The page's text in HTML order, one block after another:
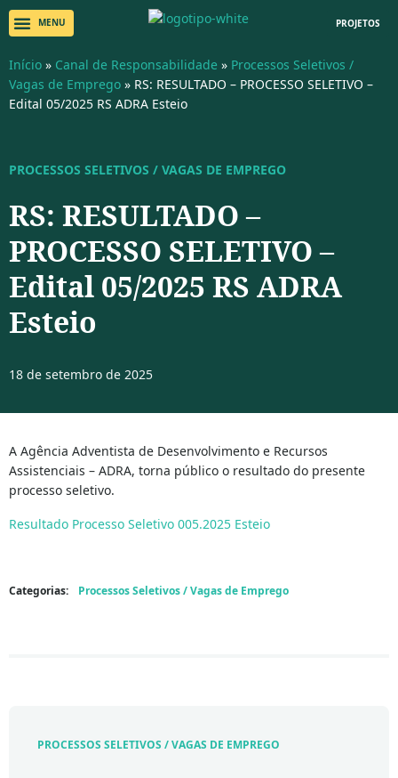
PROJETOS
Início » Canal de Responsabilidade » Processos Seletivos /
Vagas de Emprego » RS: RESULTADO – PROCESSO SELETIVO –
Edital 05/2025 RS ADRA Esteio
PROCESSOS SELETIVOS / VAGAS DE EMPREGO
RS: RESULTADO –
PROCESSO SELETIVO –
Edital 05/2025 RS ADRA
Esteio
18 de setembro de 2025
A Agência Adventista de Desenvolvimento e Recursos
Assistenciais – ADRA, torna público o resultado do presente
processo seletivo.
Resultado Processo Seletivo 005.2025 Esteio
Categorias: Processos Seletivos / Vagas de Emprego
PROCESSOS SELETIVOS / VAGAS DE EMPREGO